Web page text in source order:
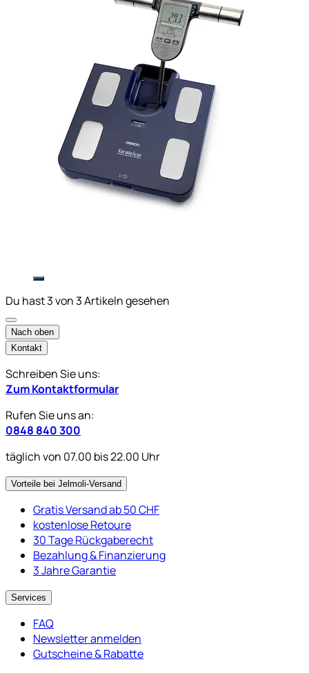
Du hast 3 von 3 Artikeln gesehen
Nach oben
Kontakt
Schreiben Sie uns:
Zum Kontaktformular
Rufen Sie uns an:
0848 840 300
täglich von 07.00 bis 22.00 Uhr
Vorteile bei Jelmoli-Versand
Gratis Versand ab 50 CHF
kostenlose Retoure
30 Tage Rückgaberecht
Bezahlung & Finanzierung
3 Jahre Garantie
Services
FAQ
Newsletter anmelden
Gutscheine & Rabatte